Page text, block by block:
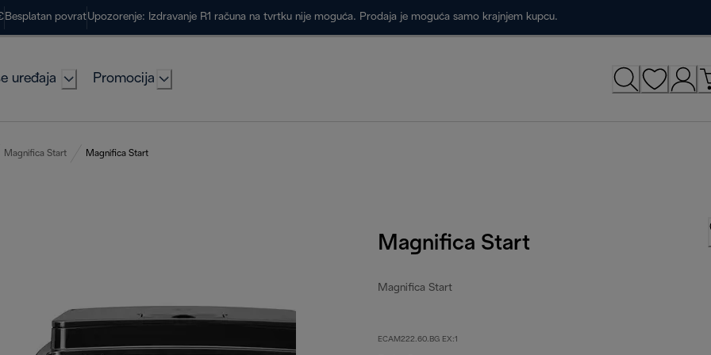
Besplatan povratUpozorenje: Izdravanje R1 računa na tvrtku nije moguća. Prodaja je moguća samo krajnjem kupcu.
uređaja Promocija
Magnifica Start Magnifica Start
Magnifica Start
Magnifica Start
ECAM222.60.BG EX:1